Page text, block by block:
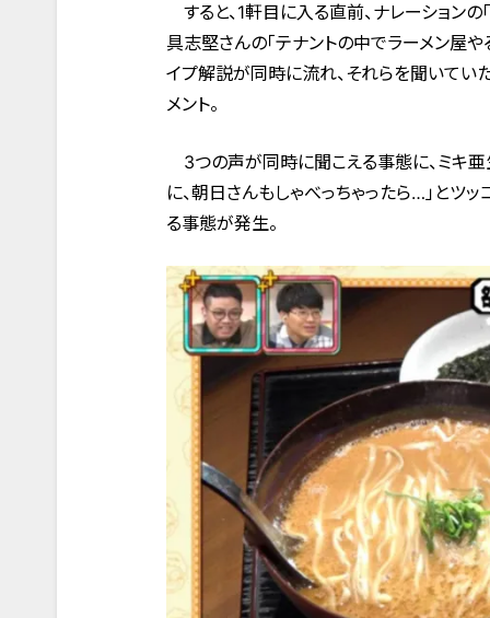
すると、1軒目に入る直前、ナレーション
具志堅さんの「テナントの中でラーメン屋
イプ解説が同時に流れ、それらを聞いてい
メント。
3つの声が同時に聞こえる事態に、ミキ亜
に、朝日さんもしゃべっちゃったら…」とツ
る事態が発生。